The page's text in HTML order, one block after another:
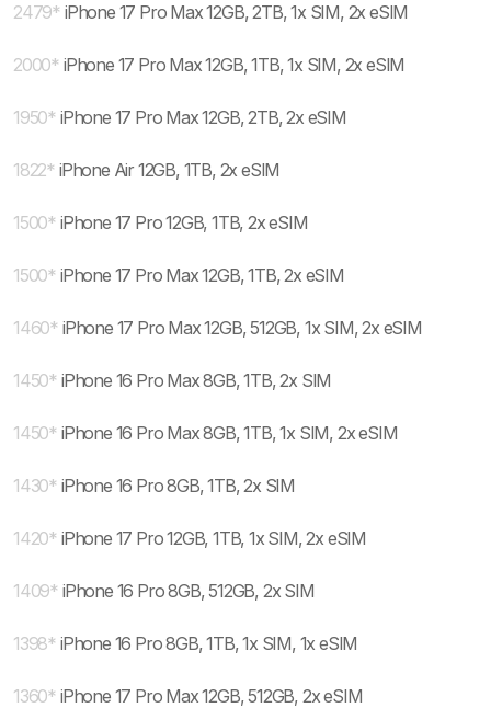
2479* iPhone 17 Pro Max 12GB, 2TB, 1x SIM, 2x eSIM
2000* iPhone 17 Pro Max 12GB, 1TB, 1x SIM, 2x eSIM
1950* iPhone 17 Pro Max 12GB, 2TB, 2x eSIM
1822* iPhone Air 12GB, 1TB, 2x eSIM
1500* iPhone 17 Pro 12GB, 1TB, 2x eSIM
1500* iPhone 17 Pro Max 12GB, 1TB, 2x eSIM
1460* iPhone 17 Pro Max 12GB, 512GB, 1x SIM, 2x eSIM
1450* iPhone 16 Pro Max 8GB, 1TB, 2x SIM
1450* iPhone 16 Pro Max 8GB, 1TB, 1x SIM, 2x eSIM
1430* iPhone 16 Pro 8GB, 1TB, 2x SIM
1420* iPhone 17 Pro 12GB, 1TB, 1x SIM, 2x eSIM
1409* iPhone 16 Pro 8GB, 512GB, 2x SIM
1398* iPhone 16 Pro 8GB, 1TB, 1x SIM, 1x eSIM
1360* iPhone 17 Pro Max 12GB, 512GB, 2x eSIM